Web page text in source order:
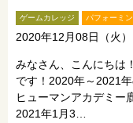
ゲームカレッジ パフォーミ
2020年12月08日（火）
みなさん、こんにちは
です！2020年～2021
ヒューマンアカデミー
2021年1月3…